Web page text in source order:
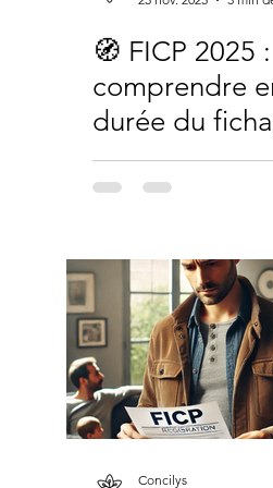
🧭 FICP 2025 :
comprendre
durée du
comment la
régularisation
l’impasse
Concilys